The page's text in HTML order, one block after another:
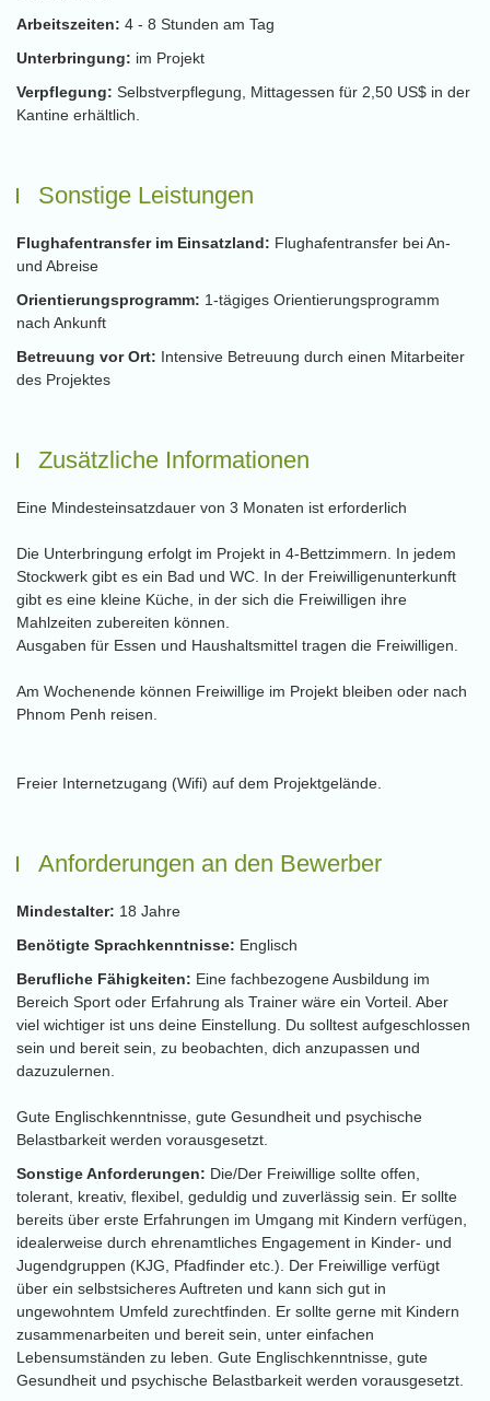
Arbeitszeiten: 4 - 8 Stunden am Tag
Unterbringung: im Projekt
Verpflegung: Selbstverpflegung, Mittagessen für 2,50 US$ in der
Kantine erhältlich.
Sonstige Leistungen
Flughafentransfer im Einsatzland: Flughafentransfer bei An-
und Abreise
Orientierungsprogramm: 1-tägiges Orientierungsprogramm
nach Ankunft
Betreuung vor Ort: Intensive Betreuung durch einen Mitarbeiter
des Projektes
Zusätzliche Informationen
Eine Mindesteinsatzdauer von 3 Monaten ist erforderlich
Die Unterbringung erfolgt im Projekt in 4-Bettzimmern. In jedem
Stockwerk gibt es ein Bad und WC. In der Freiwilligenunterkunft
gibt es eine kleine Küche, in der sich die Freiwilligen ihre
Mahlzeiten zubereiten können.
Ausgaben für Essen und Haushaltsmittel tragen die Freiwilligen.
Am Wochenende können Freiwillige im Projekt bleiben oder nach
Phnom Penh reisen.
Freier Internetzugang (Wifi) auf dem Projektgelände.
Anforderungen an den Bewerber
Mindestalter: 18 Jahre
Benötigte Sprachkenntnisse: Englisch
Berufliche Fähigkeiten: Eine fachbezogene Ausbildung im
Bereich Sport oder Erfahrung als Trainer wäre ein Vorteil. Aber
viel wichtiger ist uns deine Einstellung. Du solltest aufgeschlossen
sein und bereit sein, zu beobachten, dich anzupassen und
dazuzulernen.
Gute Englischkenntnisse, gute Gesundheit und psychische
Belastbarkeit werden vorausgesetzt.
Sonstige Anforderungen: Die/Der Freiwillige sollte offen,
tolerant, kreativ, flexibel, geduldig und zuverlässig sein. Er sollte
bereits über erste Erfahrungen im Umgang mit Kindern verfügen,
idealerweise durch ehrenamtliches Engagement in Kinder- und
Jugendgruppen (KJG, Pfadfinder etc.). Der Freiwillige verfügt
über ein selbstsicheres Auftreten und kann sich gut in
ungewohntem Umfeld zurechtfinden. Er sollte gerne mit Kindern
zusammenarbeiten und bereit sein, unter einfachen
Lebensumständen zu leben. Gute Englischkenntnisse, gute
Gesundheit und psychische Belastbarkeit werden vorausgesetzt.